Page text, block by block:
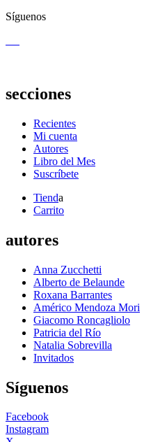
Síguenos
secciones
Recientes
Mi cuenta
Autores
Libro del Mes
Suscríbete
Tienda
Carrito
autores
Anna Zucchetti
Alberto de Belaunde
Roxana Barrantes
Américo Mendoza Mori
Giacomo Roncagliolo
Patricia del Río
Natalia Sobrevilla
Invitados
Síguenos
Facebook
Instagram